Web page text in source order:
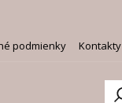
podmienky Kontakty